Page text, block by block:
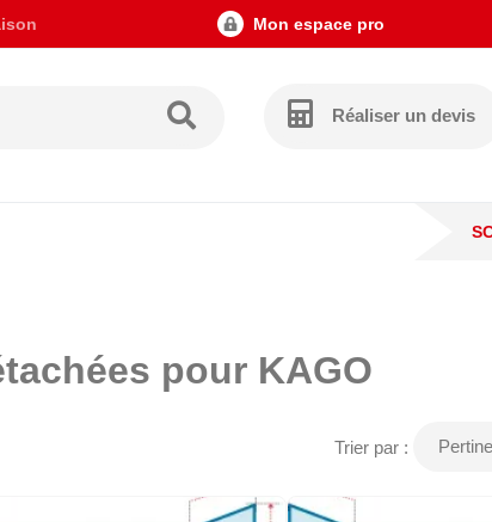
Mon espace pro
Réaliser un devis
pour KAGO
Trier par :